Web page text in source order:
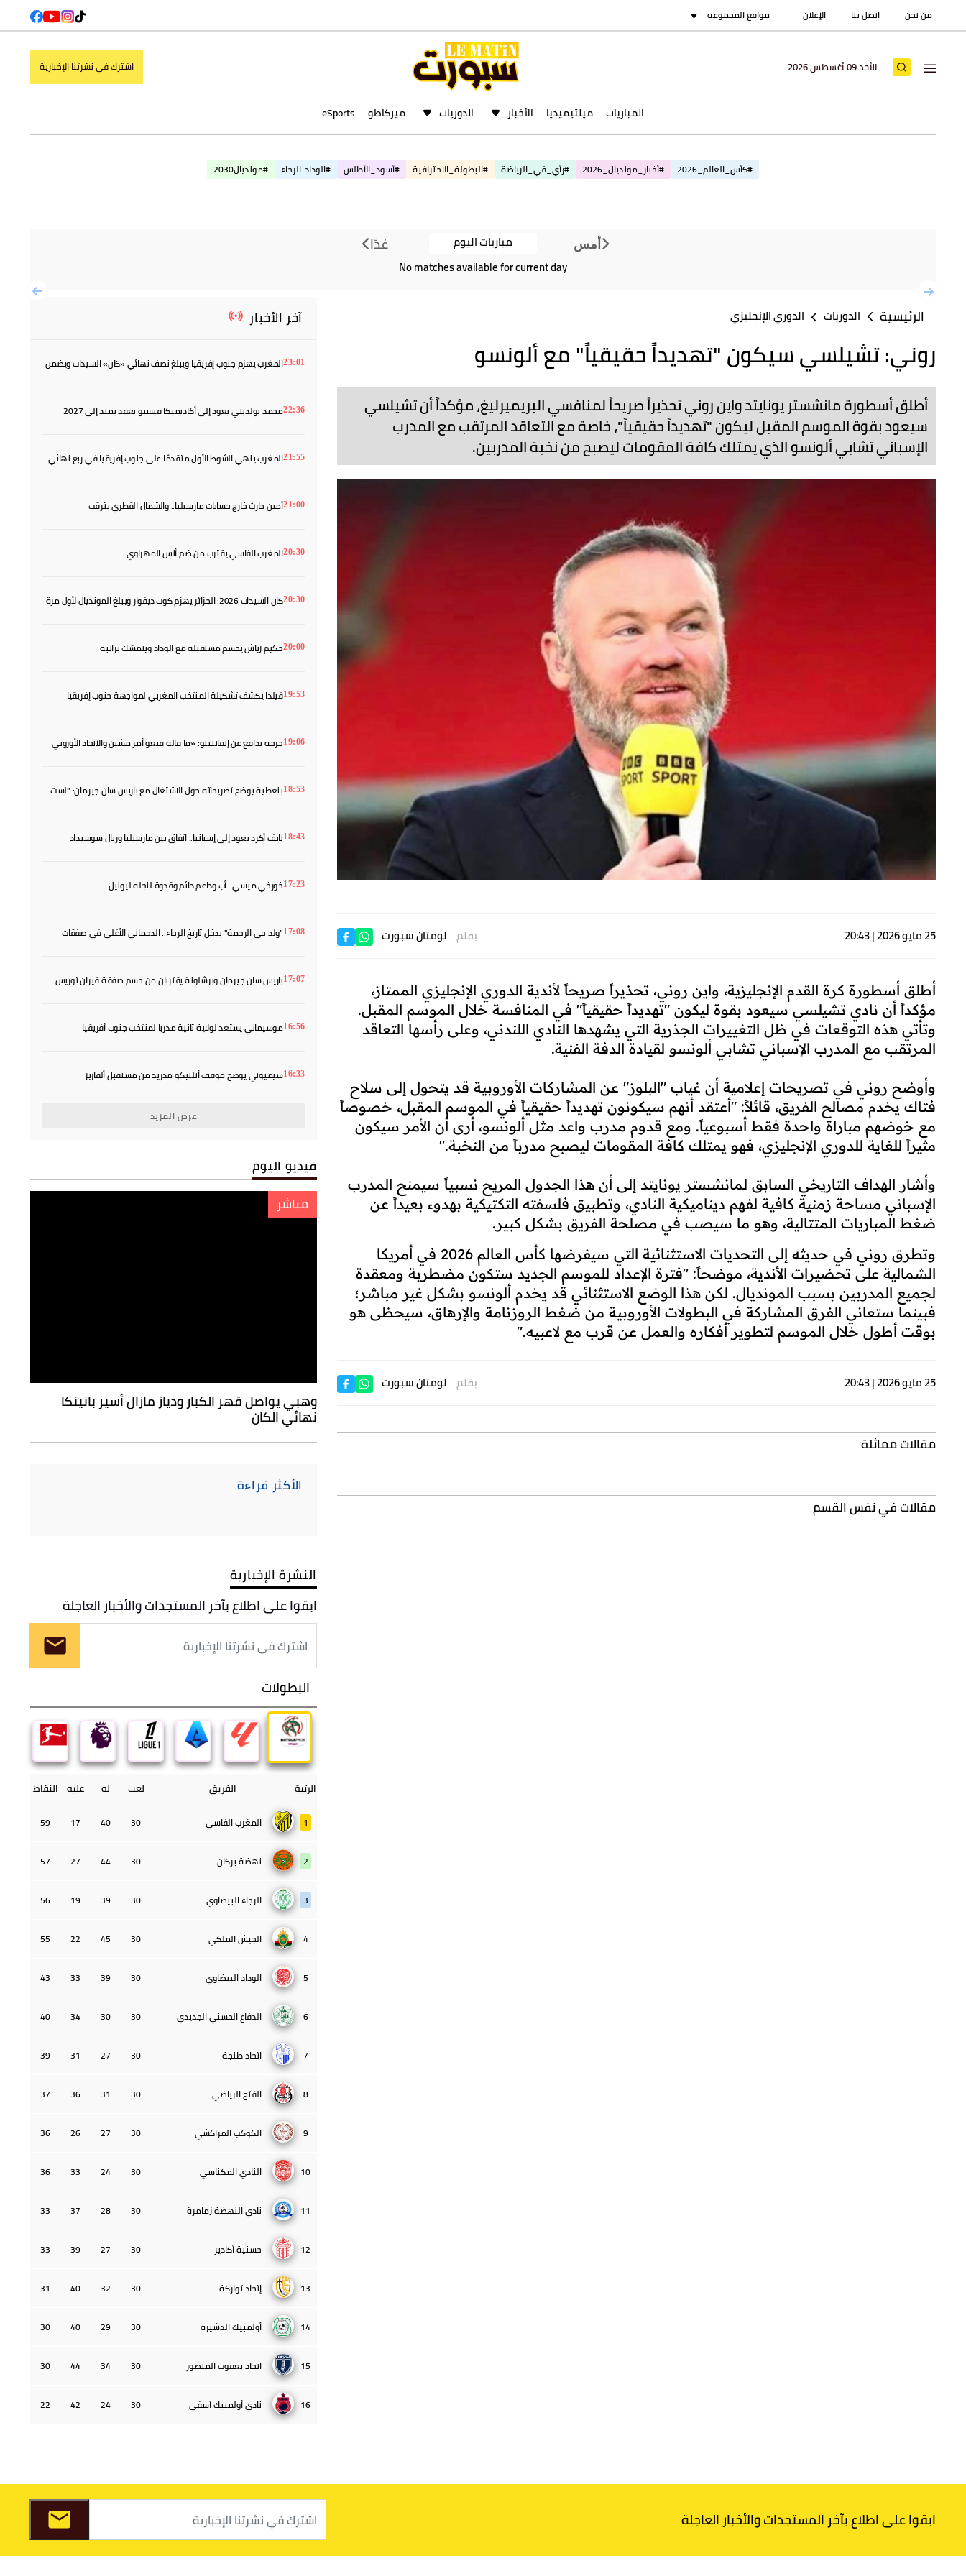
من نحن اتصل بنا الإعلان مواقع المجموعة
الأحد 09 أغسطس 2026 اشترك في نشرتنا الإخبارية
المباريات ميلتيميديا الأخبار الدوريات ميركاطو eSports
#كأس_العالم_2026 #أخبار_مونديال_2026 #رأي_في_الرياضة #البطولة_الاحترافية #أسود_الأطلس #الوداد-الرجاء #مونديال2030
أمس مباريات اليوم غدًا
No matches available for current day
الرئيسية الدوريات الدوري الإنجليزي
روني: تشيلسي سيكون "تهديداً حقيقياً" مع ألونسو
أطلق أسطورة مانشستر يونايتد واين روني تحذيراً صريحاً لمنافسي البريميرليغ، مؤكداً أن تشيلسي
سيعود بقوة الموسم المقبل ليكون "تهديداً حقيقياً"، خاصة مع التعاقد المرتقب مع المدرب
الإسباني تشابي ألونسو الذي يمتلك كافة المقومات ليصبح من نخبة المدربين.
25 مايو 2026 | 20:43 بقلم لومتان سبورت
أطلق أسطورة كرة القدم الإنجليزية، واين روني، تحذيراً صريحاً لأندية الدوري الإنجليزي الممتاز،
مؤكداً أن نادي تشيلسي سيعود بقوة ليكون "تهديداً حقيقياً" في المنافسة خلال الموسم المقبل.
وتأتي هذه التوقعات في ظل التغييرات الجذرية التي يشهدها النادي اللندني، وعلى رأسها التعاقد
المرتقب مع المدرب الإسباني تشابي ألونسو لقيادة الدفة الفنية.
وأوضح روني في تصريحات إعلامية أن غياب "البلوز" عن المشاركات الأوروبية قد يتحول إلى سلاح
فتاك يخدم مصالح الفريق، قائلاً: "أعتقد أنهم سيكونون تهديداً حقيقياً في الموسم المقبل، خصوصاً
مع خوضهم مباراة واحدة فقط أسبوعياً. ومع قدوم مدرب واعد مثل ألونسو، أرى أن الأمر سيكون
مثيراً للغاية للدوري الإنجليزي، فهو يمتلك كافة المقومات ليصبح مدرباً من النخبة."
وأشار الهداف التاريخي السابق لمانشستر يونايتد إلى أن هذا الجدول المريح نسبياً سيمنح المدرب
الإسباني مساحة زمنية كافية لفهم ديناميكية النادي، وتطبيق فلسفته التكتيكية بهدوء بعيداً عن
ضغط المباريات المتتالية، وهو ما سيصب في مصلحة الفريق بشكل كبير.
وتطرق روني في حديثه إلى التحديات الاستثنائية التي سيفرضها كأس العالم 2026 في أمريكا
الشمالية على تحضيرات الأندية، موضحاً: "فترة الإعداد للموسم الجديد ستكون مضطربة ومعقدة
لجميع المدربين بسبب المونديال. لكن هذا الوضع الاستثنائي قد يخدم ألونسو بشكل غير مباشر؛
فبينما ستعاني الفرق المشاركة في البطولات الأوروبية من ضغط الروزنامة والإرهاق، سيحظى هو
بوقت أطول خلال الموسم لتطوير أفكاره والعمل عن قرب مع لاعبيه."
25 مايو 2026 | 20:43 بقلم لومتان سبورت
مقالات مماثلة
مقالات في نفس القسم
آخر الأخبار
23:01المغرب يهزم جنوب إفريقيا ويبلغ نصف نهائي «كان» السيدات ويضمن
22:36محمد بولديني يعود إلى أكاديميكا فيسيو بعقد يمتد إلى 2027
21:55المغرب ينهي الشوط الأول متقدمًا على جنوب إفريقيا في ربع نهائي
21:00أمين حارث خارج حسابات مارسيليا.. والشمال القطري يترقب
20:30المغرب الفاسي يقترب من ضم أنس المهراوي
20:30
كان السيدات 2026: الجزائر يهزم كوت ديفوار ويبلغ المونديال لأول مرة
20:00حكيم زياش يحسم مستقبله مع الوداد ويتمسّك براتبه
19:53فيلدا يكشف تشكيلة المنتخب المغربي لمواجهة جنوب إفريقيا
19:06خرجة يدافع عن إنفانتينو: «ما قاله فيغو أمر مشين والاتحاد الأوروبي
18:53بنعطية يوضح تصريحاته حول الاشتغال مع باريس سان جيرمان: "لست
18:43نايف أكرد يعود إلى إسبانيا.. اتفاق بين مارسيليا وريال سوسيداد
17:23خورخي ميسي.. أب وداعم دائم وقدوة لنجله ليونيل
17:08"ولد حي الرحمة" يدخل تاريخ الرجاء.. الدحماني الأغلى في صفقات
17:07باريس سان جيرمان وبرشلونة يقتربان من حسم صفقة فيران توريس
16:56موسيماني يستعد لولاية ثانية مدربا لمنتخب جنوب أفريقيا
16:33سيميوني يوضح موقف أتلتيكو مدريد من مستقبل ألفاريز
عرض المزيد
فيديو اليوم
مباشر
وهبي يواصل قهر الكبار ودياز مازال أسير بانينكا
نهائي الكان
الأكثر قراءة
النشرة الإخبارية
ابقوا على اطلاع بآخر المستجدات والأخبار العاجلة
البطولات
الرتبة الفريق لعب له عليه النقاط
1 المغرب الفاسي 30
40
17
59
2 نهضة بركان 30
44
27
57
3 الرجاء البيضاوي 30
39
19
56
4 الجيش الملكي 30
45
22
55
5 الوداد البيضاوي 30
39
33
43
6 الدفاع الحسني الجديدي 30
30
34
40
7 اتحاد طنجة 30
27
31
39
8 الفتح الرياضي 30
31
36
37
9 الكوكب المراكشي 30
27
26
36
10 النادي المكناسي 30
24
33
36
11 نادي النهضة زمامرة 30
28
37
33
12 حسنية أكادير 30
27
39
33
13 إتحاد تواركة 30
32
40
31
14 أولمبيك الدشيرة 30
29
40
30
15 اتحاد يعقوب المنصور 30
34
44
30
16 نادي أولمبيك آسفي 30
24
42
22
ابقوا على اطلاع بآخر المستجدات والأخبار العاجلة